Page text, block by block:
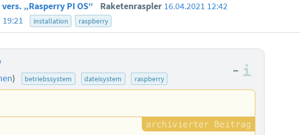
„Rasperry PI OS“ Raketenraspler 16.04.2021 12:42
19:21 installation raspberry
) betriebssystem dateisystem raspberry
–